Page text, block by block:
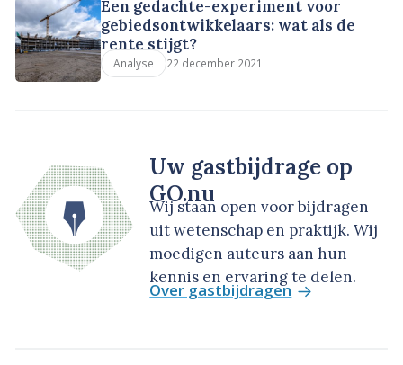
Een gedachte-experiment voor
gebiedsontwikkelaars: wat als de
rente stijgt?
Analyse 22 december 2021
Uw gastbijdrage op
GO.nu
Wij staan open voor bijdragen
uit wetenschap en praktijk. Wij
moedigen auteurs aan hun
kennis en ervaring te delen.
Over gastbijdragen